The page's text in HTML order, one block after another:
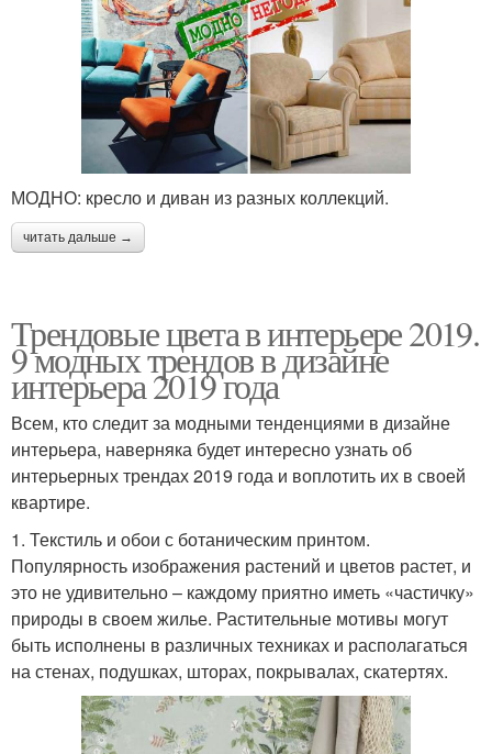
МОДНО: кресло и диван из разных коллекций.
читать дальше →
Трендовые цвета в интерьере 2019.
9 модных трендов в дизайне
интерьера 2019 года
Всем, кто следит за модными тенденциями в дизайне
интерьера, наверняка будет интересно узнать об
интерьерных трендах 2019 года и воплотить их в своей
квартире.
1. Текстиль и обои с ботаническим принтом.
Популярность изображения растений и цветов растет, и
это не удивительно – каждому приятно иметь «частичку»
природы в своем жилье. Растительные мотивы могут
быть исполнены в различных техниках и располагаться
на стенах, подушках, шторах, покрывалах, скатертях.